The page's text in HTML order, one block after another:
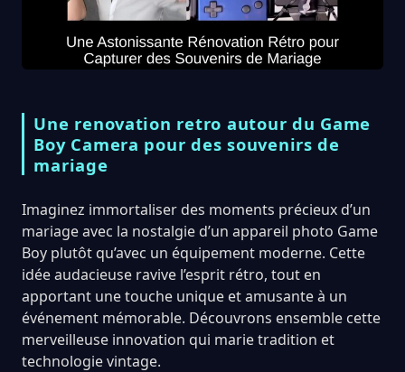
Une renovation retro autour du Game
Boy Camera pour des souvenirs de
mariage
Imaginez immortaliser des moments précieux d’un
mariage avec la nostalgie d’un appareil photo Game
Boy plutôt qu’avec un équipement moderne. Cette
idée audacieuse ravive l’esprit rétro, tout en
apportant une touche unique et amusante à un
événement mémorable. Découvrons ensemble cette
merveilleuse innovation qui marie tradition et
technologie vintage.